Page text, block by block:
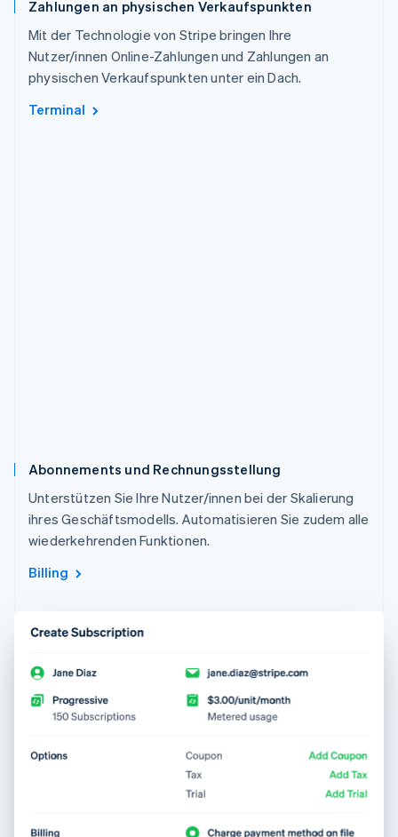
Zahlungen an physischen Verkaufspunkten
Mit der Technologie von Stripe bringen Ihre
Nutzer/innen Online-Zahlungen und Zahlungen an
physischen Verkaufspunkten unter ein Dach.
Terminal
Abonnements und Rechnungsstellung
Unterstützen Sie Ihre Nutzer/innen bei der Skalierung
ihres Geschäftsmodells. Automatisieren Sie zudem alle
wiederkehrenden Funktionen.
Billing